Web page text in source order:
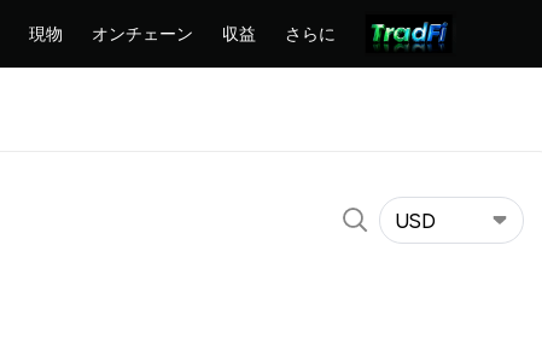
現物 オンチェーン 収益 さらに
USD